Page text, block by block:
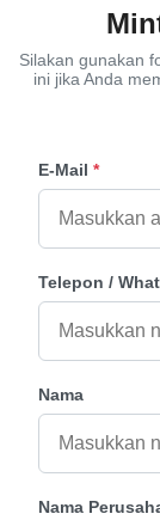
Silakan gunakan
ini jika Anda
E-Mail *
Telepon /
Nama
Nama